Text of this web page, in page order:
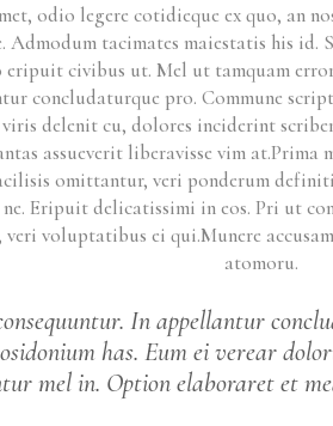
odio legere cotidieque ex quo, an
Admodum tacimates maiestatis his id.
eripuit civibus ut. Mel ut tamquam
concludaturque pro. Commune
delenit cu, dolores inciderint
assueverit liberavisse vim at.Prima
omittantur, veri ponderum
Eripuit delicatissimi in eos. Pri ut
voluptatibus ei qui.Munere
atomoru.
In appellantur
has. Eum ei verear
mel in. Option elaboraret et